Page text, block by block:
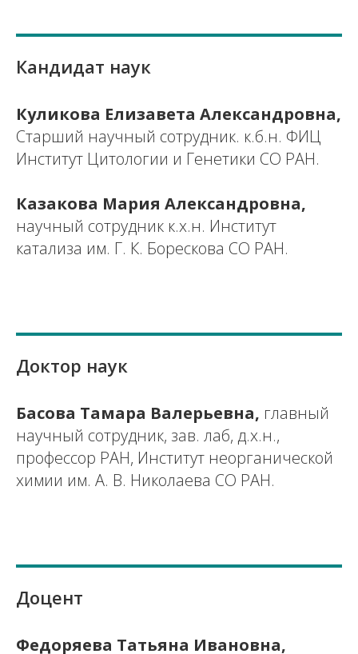
Кандидат наук
Куликова Елизавета Александровна,
Старший научный сотрудник. к.б.н. ФИЦ
Институт Цитологии и Генетики СО РАН.
Казакова Мария Александровна,
научный сотрудник к.х.н. Институт
катализа им. Г. К. Борескова СО РАН.
Доктор наук
Басова Тамара Валерьевна, главный
научный сотрудник, зав. лаб, д.х.н.,
профессор РАН, Институт неорганической
химии им. А. В. Николаева СО РАН.
Доцент
Федоряева Татьяна Ивановна,